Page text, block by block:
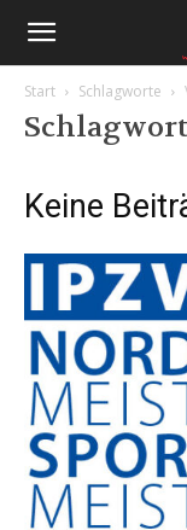
Start Schlagworte
Keine